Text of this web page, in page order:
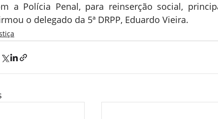
a Polícia Penal, para reinserção social,
o delegado da 5ª DRPP, Eduardo Vieira.